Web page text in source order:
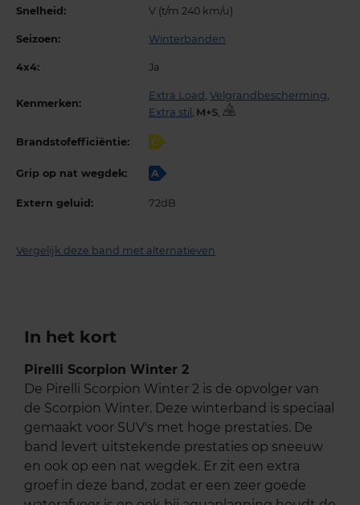
Snelheid: V (t/m 240 km/u)
Seizoen: Winterbanden
4x4: Ja
Kenmerken:
Extra Load , Velgrandbescherming,
Extra stil , ,
Brandstofefficiëntie: C
Grip op nat wegdek: A
Extern geluid: 72dB
Vergelijk deze band met alternatieven
In het kort
Pirelli Scorpion Winter 2
De Pirelli Scorpion Winter 2 is de opvolger van
de Scorpion Winter. Deze winterband is speciaal
gemaakt voor SUV's met hoge prestaties. De
band levert uitstekende prestaties op sneeuw
en ook op een nat wegdek. Er zit een extra
groef in deze band, zodat er een zeer goede